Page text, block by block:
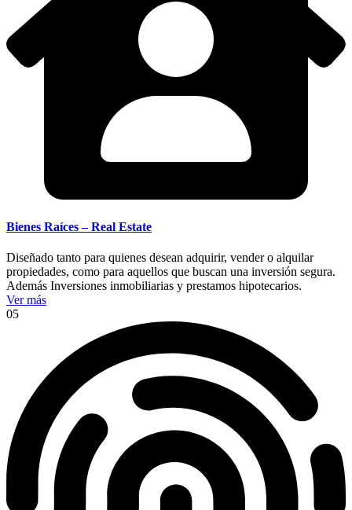
Bienes Raíces – Real Estate
Diseñado tanto para quienes desean adquirir, vender o alquilar
propiedades, como para aquellos que buscan una inversión segura.
Además Inversiones inmobiliarias y prestamos hipotecarios.
Ver más
05